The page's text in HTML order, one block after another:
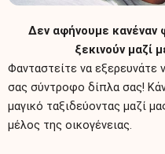
Δεν αφήνουμε κανέναν
ξεκινούν μαζί
Φανταστείτε να εξερευνάτε
σας σύντροφο δίπλα σας!
μαγικό ταξιδεύοντας μαζί
μέλος της οικογένειας.